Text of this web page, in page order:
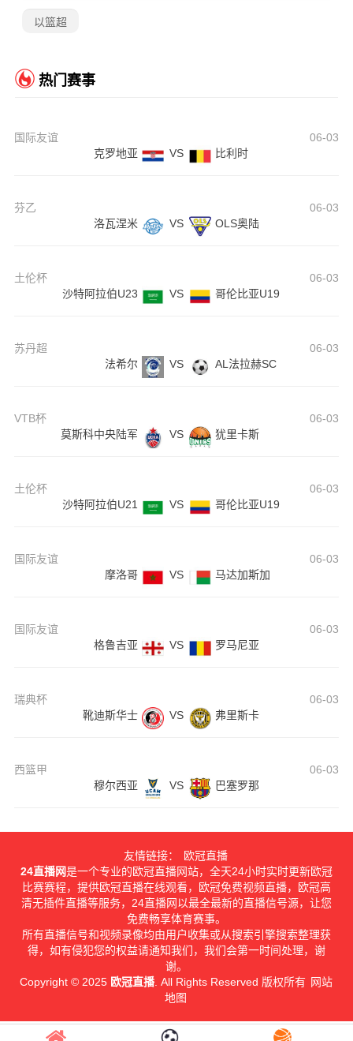
以篮超
热门赛事
国际友谊
06-03
克罗地亚
VS 比利时
芬乙
06-03
洛瓦涅米
VS OLS奥陆
土伦杯
06-03
沙特阿拉伯U23
VS 哥伦比亚U19
苏丹超
06-03
法希尔
VS AL法拉赫SC
VTB杯
06-03
莫斯科中央陆军
VS 犹里卡斯
土伦杯
06-03
沙特阿拉伯U21
VS 哥伦比亚U19
国际友谊
06-03
摩洛哥
VS 马达加斯加
国际友谊
06-03
格鲁吉亚
VS 罗马尼亚
瑞典杯
06-03
靴迪斯华士
VS 弗里斯卡
西篮甲
06-03
穆尔西亚
VS 巴塞罗那
友情链接：
欧冠直播
24直播网是一个专业的欧冠直播网站，全天24小时实时更新欧冠
比赛赛程，提供欧冠直播在线观看，欧冠免费视频直播，欧冠高
清无插件直播等服务，24直播网以最全最新的直播信号源，让您
免费畅享体育赛事。
所有直播信号和视频录像均由用户收集或从搜索引擎搜索整理获
得，如有侵犯您的权益请通知我们，我们会第一时间处理，谢
谢。
Copyright © 2025 欧冠直播. All Rights Reserved 版权所有 网站
地图